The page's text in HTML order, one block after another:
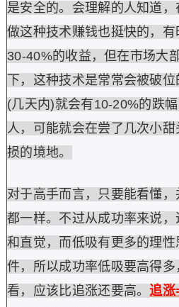
是安全的。会理解的人知道
做这种技术赚钱也挺快的，
30-40%的收益，但在市场大
下，这种技术是常常会被破
(几天内)就会有10-20%的跌
人，可能就会在尝了几次小
损的境地。
对于高手而言，只要能看懂
都一样。不过从成功率来说
和直觉，而低吸有更多的理
件，所以成功率低吸要高得
看，应该比追涨还要高。追涨